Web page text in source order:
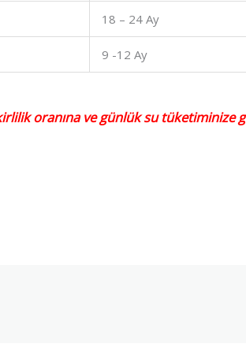
18 – 24 Ay
9 -12 Ay
oranına ve günlük su tüketiminize